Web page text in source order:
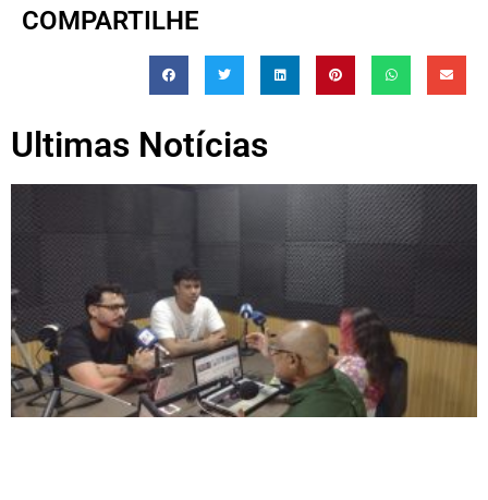
COMPARTILHE
Ultimas Notícias